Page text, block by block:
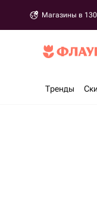
Магазины в
Тренды